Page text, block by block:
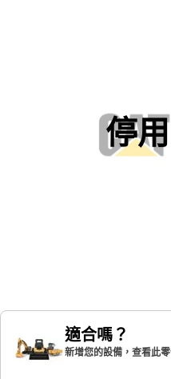
停用
適合嗎？
新增您的設備，查看此